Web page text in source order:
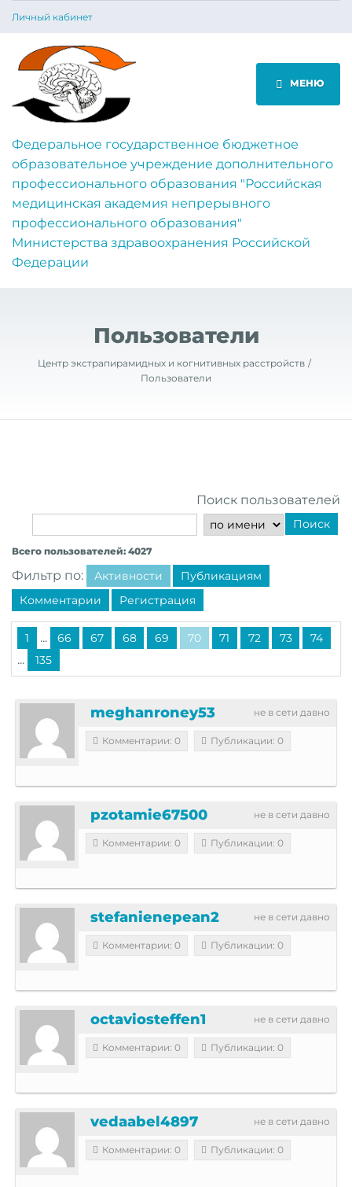
Личный кабинет
МЕНЮ
Федеральное государственное бюджетное
образовательное учреждение дополнительного
профессионального образования "Российская
медицинская академия непрерывного
профессионального образования"
Министерства здравоохранения Российской
Федерации
Пользователи
Центр экстрапирамидных и когнитивных расстройств
Пользователи
Поиск пользователей
Поиск
Всего пользователей: 4027
Фильтр по: Активности
Публикациям
Комментарии
Регистрация
1 ... 66 67 68 69 70 71 72 73 74
... 135
не в сети давно
meghanroney53
Комментарии: 0 Публикации: 0
не в сети давно
pzotamie67500
Комментарии: 0 Публикации: 0
не в сети давно
stefanienepean2
Комментарии: 0 Публикации: 0
не в сети давно
octaviosteffen1
Комментарии: 0 Публикации: 0
не в сети давно
vedaabel4897
Комментарии: 0 Публикации: 0